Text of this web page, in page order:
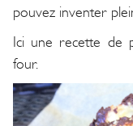
pouvez inventer
Ici une recette de
four.